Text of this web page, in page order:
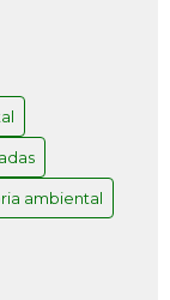
os
Pode
Transformar
ambiental